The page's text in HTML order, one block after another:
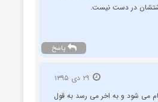
در دست نیست.
پاسخ
می شود و به اخر می رسد به قول